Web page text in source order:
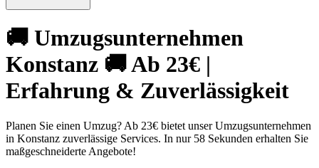
🚚 Umzugsunternehmen
Konstanz 🚚 Ab 23€ |
Erfahrung & Zuverlässigkeit
Planen Sie einen Umzug? Ab 23€ bietet unser Umzugsunternehmen
in Konstanz zuverlässige Services. In nur 58 Sekunden erhalten Sie
maßgeschneiderte Angebote!